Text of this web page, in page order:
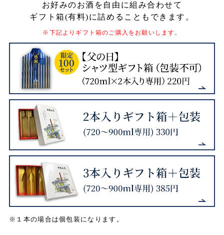
お好みのお酒を自由に組み合わせて
ギフト箱(有料)に詰めることもできます。
※下記よりギフト箱のご購入をお願いします。
※１本の場合は個包装になります。